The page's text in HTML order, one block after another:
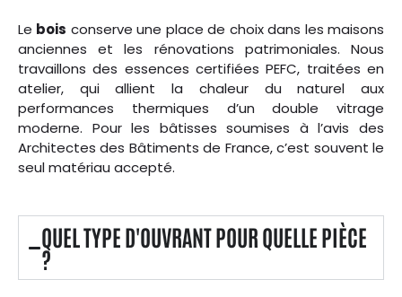
Le bois conserve une place de choix dans les maisons
anciennes et les rénovations patrimoniales. Nous
travaillons des essences certifiées PEFC, traitées en
atelier, qui allient la chaleur du naturel aux
performances thermiques d’un double vitrage
moderne. Pour les bâtisses soumises à l’avis des
Architectes des Bâtiments de France, c’est souvent le
seul matériau accepté.
QUEL TYPE D'OUVRANT POUR QUELLE PIÈCE
?